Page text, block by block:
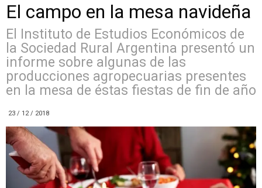
El campo en la mesa navideña
El Instituto de Estudios Económicos de
la Sociedad Rural Argentina presentó un
informe sobre algunas de las
producciones agropecuarias presentes
en la mesa de éstas fiestas de fin de año
23 / 12 / 2018